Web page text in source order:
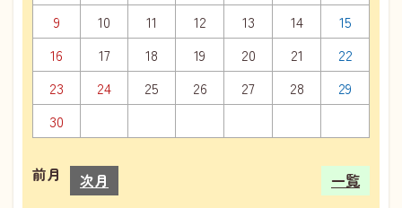
9
10 11 12 13 14
15
16
17 18 19 20 21
22
23
24 25 26 27 28
29
30
前月 一覧
次月